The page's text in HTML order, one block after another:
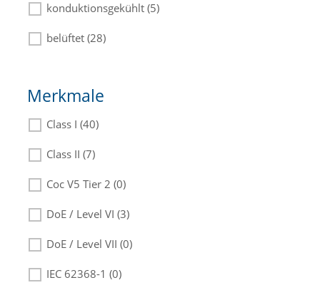
konduktionsgekühlt (5)
belüftet (28)
Merkmale
Class I (40)
Class II (7)
Coc V5 Tier 2 (0)
DoE / Level VI (3)
DoE / Level VII (0)
IEC 62368-1 (0)